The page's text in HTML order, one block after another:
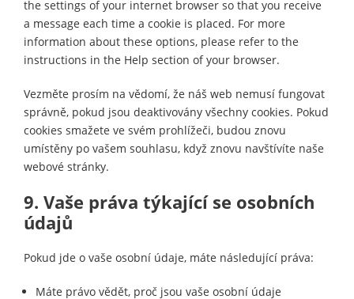
k
n
the settings of your internet browser so that you receive
a message each time a cookie is placed. For more
information about these options, please refer to the
instructions in the Help section of your browser.
Vezměte prosím na vědomí, že náš web nemusí fungovat
správně, pokud jsou deaktivovány všechny cookies. Pokud
cookies smažete ve svém prohlížeči, budou znovu
umístěny po vašem souhlasu, když znovu navštívíte naše
webové stránky.
9. Vaše práva týkající se osobních
údajů
Pokud jde o vaše osobní údaje, máte následující práva:
Máte právo vědět, proč jsou vaše osobní údaje